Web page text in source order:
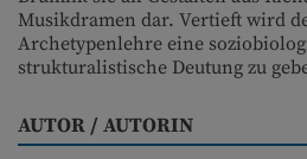
Musikdramen dar. Vertieft wird
Archetypenlehre eine
strukturalistische Deutung zu
AUTOR / AUTORIN